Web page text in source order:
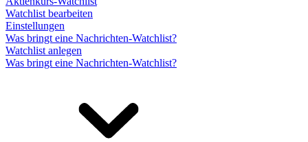
Watchlist bearbeiten
Einstellungen
Was bringt eine Nachrichten-Watchlist?
Watchlist anlegen
Was bringt eine Nachrichten-Watchlist?